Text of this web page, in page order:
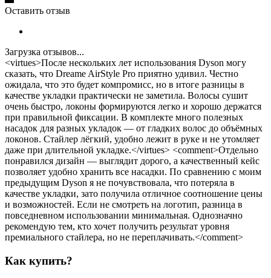
Оставить отзыв
Загрузка отзывов...
<virtues>После нескольких лет использования Dyson могу
сказать, что Dreame AirStyle Pro приятно удивил. Честно
ожидала, что это будет компромисс, но в итоге разницы в
качестве укладки практически не заметила. Волосы сушит
очень быстро, локоны формируются легко и хорошо держатся
при правильной фиксации. В комплекте много полезных
насадок для разных укладок — от гладких волос до объёмных
локонов. Стайлер лёгкий, удобно лежит в руке и не утомляет
даже при длительной укладке.</virtues> <comment>Отдельно
понравился дизайн — выглядит дорого, а качественный кейс
позволяет удобно хранить все насадки. По сравнению с моим
предыдущим Dyson я не почувствовала, что потеряла в
качестве укладки, зато получила отличное соотношение цены
и возможностей. Если не смотреть на логотип, разница в
повседневном использовании минимальная. Однозначно
рекомендую тем, кто хочет получить результат уровня
премиального стайлера, но не переплачивать.</comment>
Как купить?